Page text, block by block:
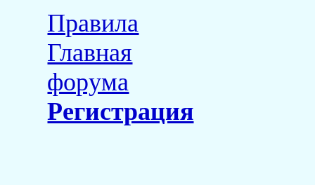
Правила
Главная
форума
Регистрация